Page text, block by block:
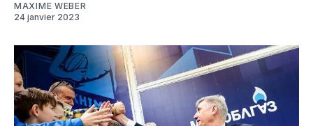
MAXIME WEBER
24 janvier 2023